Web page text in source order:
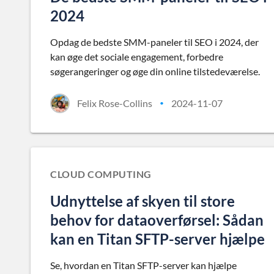
2024
Opdag de bedste SMM-paneler til SEO i 2024, der
kan øge det sociale engagement, forbedre
søgerangeringer og øge din online tilstedeværelse.
Felix Rose-Collins • 2024-11-07
CLOUD COMPUTING
Udnyttelse af skyen til store
behov for dataoverførsel: Sådan
kan en Titan SFTP-server hjælpe
Se, hvordan en Titan SFTP-server kan hjælpe